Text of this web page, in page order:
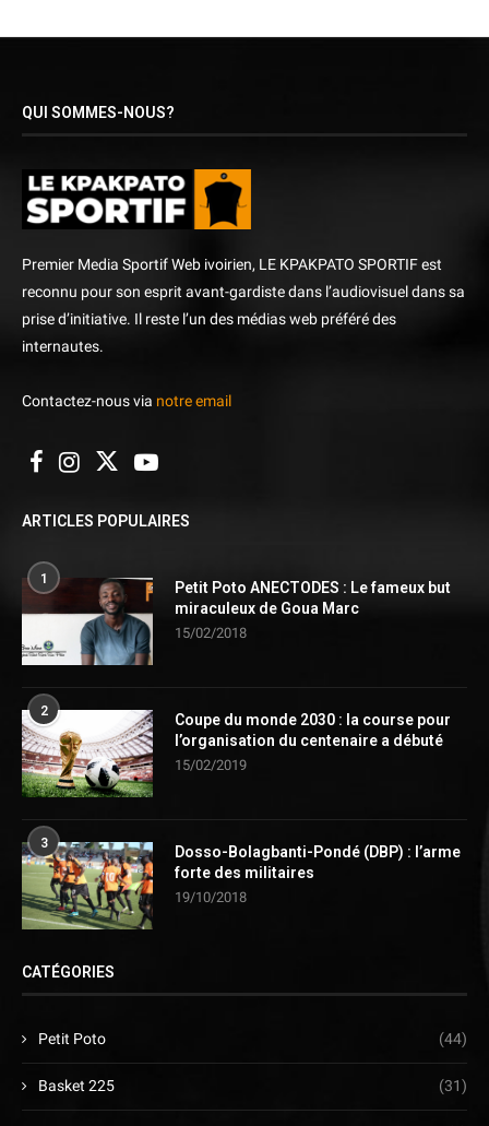
QUI SOMMES-NOUS?
Premier Media Sportif Web ivoirien, LE KPAKPATO SPORTIF est
reconnu pour son esprit avant-gardiste dans l’audiovisuel dans sa
prise d’initiative. Il reste l’un des médias web préféré des
internautes.
Contactez-nous via notre email
ARTICLES POPULAIRES
1
Petit Poto ANECTODES : Le fameux but
miraculeux de Goua Marc
15/02/2018
2
Coupe du monde 2030 : la course pour
l’organisation du centenaire a débuté
15/02/2019
3
Dosso-Bolagbanti-Pondé (DBP) : l’arme
forte des militaires
19/10/2018
CATÉGORIES
Petit Poto (44)
Basket 225 (31)